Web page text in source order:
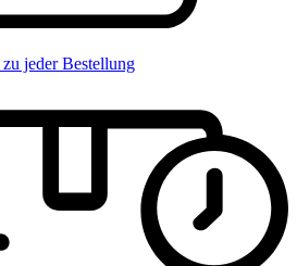
zu jeder Bestellung